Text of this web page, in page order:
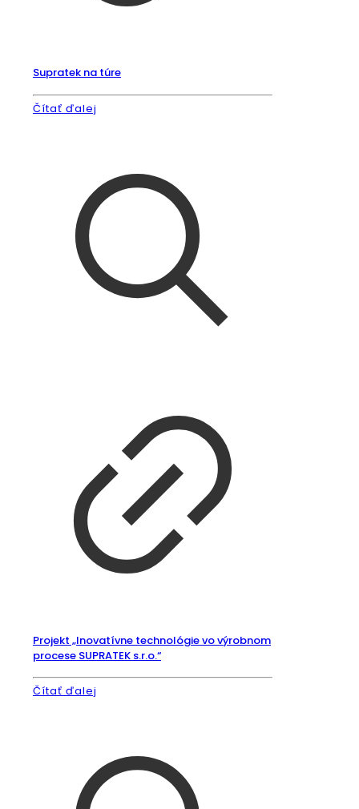
Supratek na túre
Čítať ďalej
Projekt „Inovatívne technológie vo výrobnom
procese SUPRATEK s.r.o.“
Čítať ďalej